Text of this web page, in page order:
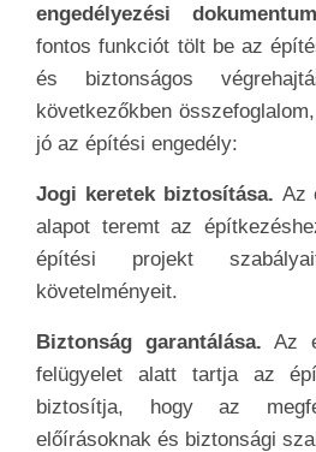
engedélyezési
fontos funkciót tölt be az
és biztonságos
következőkben
jó az építési engedély:
Jogi keretek biztosítása. Az
alapot teremt az
építési projekt
követelményeit.
Biztonság garantálása. Az
felügyelet alatt tartja az
biztosítja, hogy az
előírásoknak és biztonsági